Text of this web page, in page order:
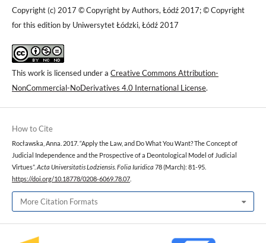
Copyright (c) 2017 © Copyright by Authors, Łódź 2017; © Copyright
for this edition by Uniwersytet Łódzki, Łódź 2017
This work is licensed under a Creative Commons Attribution-
NonCommercial-NoDerivatives 4.0 International License.
How to Cite
Rocławska, Anna. 2017. “Apply the Law, and Do What You Want? The Concept of
Judicial Independence and the Prospective of a Deontological Model of Judicial
Virtues”. Acta Universitatis Lodziensis. Folia Iuridica 78 (March): 81-95.
https://doi.org/10.18778/0208-6069.78.07
More Citation Formats